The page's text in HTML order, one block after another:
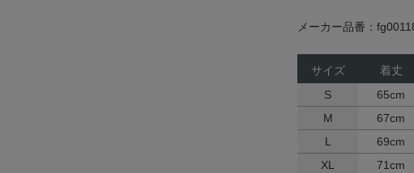
メーカー品番：
サイズ
着丈
S
65cm
M
67cm
L
69cm
XL
71cm